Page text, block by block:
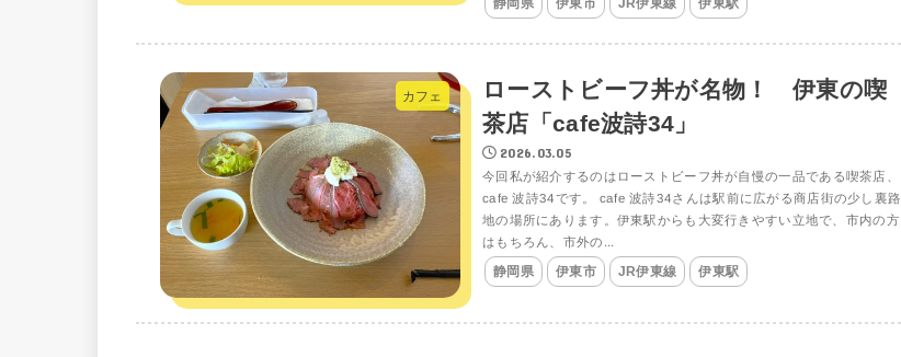
カフェ
ローストビーフ丼が名物！ 伊東の喫
茶店「cafe波詩34」
2026.03.05
今回私が紹介するのはローストビーフ丼が自慢の一品である喫茶店、
cafe 波詩34です。 cafe 波詩34さんは駅前に広がる商店街の少し裏路
地の場所にあります。伊東駅からも大変行きやすい立地で、市内の方
はもちろん、市外の...
静岡県 伊東市 JR伊東線 伊東駅